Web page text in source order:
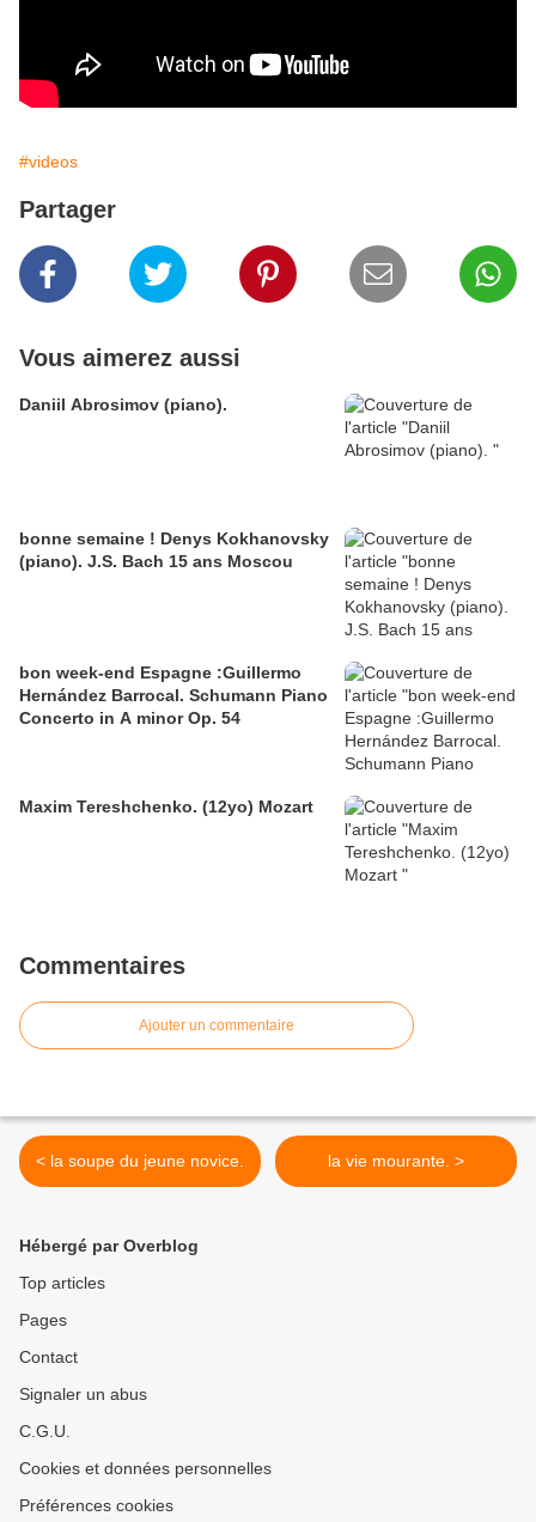
#videos
Partager
Vous aimerez aussi
Daniil Abrosimov (piano).
bonne semaine ! Denys Kokhanovsky
(piano). J.S. Bach 15 ans Moscou
bon week-end Espagne :Guillermo
Hernández Barrocal. Schumann Piano
Concerto in A minor Op. 54
Maxim Tereshchenko. (12yo) Mozart
Commentaires
Ajouter un commentaire
< la soupe du jeune novice. la vie mourante. >
Hébergé par Overblog
Top articles
Pages
Contact
Signaler un abus
C.G.U.
Cookies et données personnelles
Préférences cookies